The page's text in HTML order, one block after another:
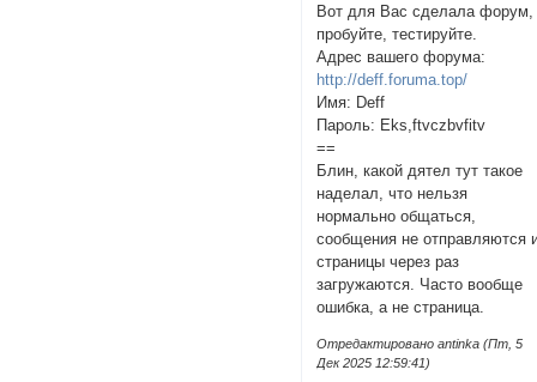
Вот для Вас сделала форум,
пробуйте, тестируйте.
Адрес вашего форума:
http://deff.foruma.top/
Имя: Deff
Пароль: Eks,ftvczbvfitv
==
Блин, какой дятел тут такое
наделал, что нельзя
нормально общаться,
сообщения не отправляются
страницы через раз
загружаются. Часто вообще
ошибка, а не страница.
Отредактировано antinka (Пт, 5
Дек 2025 12:59:41)